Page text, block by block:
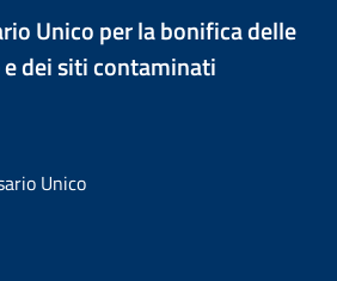
Unico per la bonifica delle
dei siti contaminati
Unico